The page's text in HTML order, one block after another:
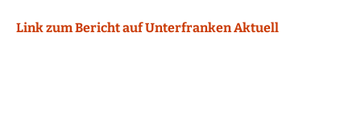
Link zum Bericht auf Unterfranken Aktuell